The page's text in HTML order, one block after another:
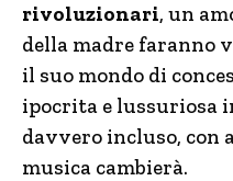
rivoluzionari, un
della madre faranno
il suo mondo di
ipocrita e lussuriosa
davvero incluso, con
musica cambierà.